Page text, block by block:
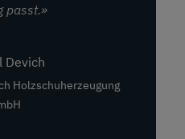
passt.»
Devich
Holzschuherzeugung